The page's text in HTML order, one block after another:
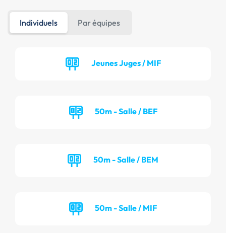
Individuels Par équipes
Jeunes Juges / MIF
50m - Salle / BEF
50m - Salle / BEM
50m - Salle / MIF